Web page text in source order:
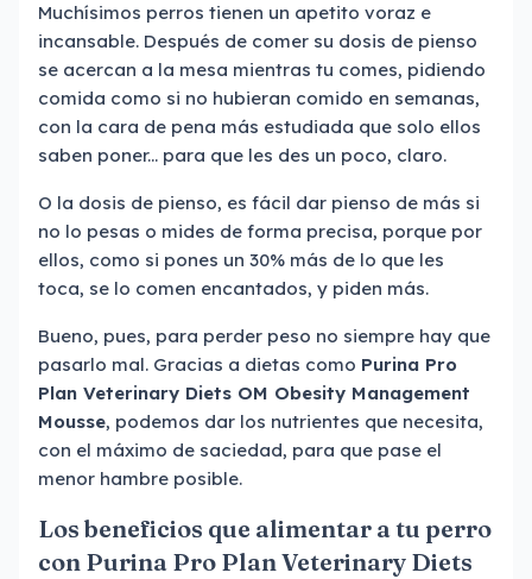
Muchísimos perros tienen un apetito voraz e
incansable. Después de comer su dosis de pienso
se acercan a la mesa mientras tu comes, pidiendo
comida como si no hubieran comido en semanas,
con la cara de pena más estudiada que solo ellos
saben poner... para que les des un poco, claro.
O la dosis de pienso, es fácil dar pienso de más si
no lo pesas o mides de forma precisa, porque por
ellos, como si pones un 30% más de lo que les
toca, se lo comen encantados, y piden más.
Bueno, pues, para perder peso no siempre hay que
pasarlo mal. Gracias a dietas como Purina Pro
Plan Veterinary Diets OM Obesity Management
Mousse, podemos dar los nutrientes que necesita,
con el máximo de saciedad, para que pase el
menor hambre posible.
Los beneficios que alimentar a tu perro
con Purina Pro Plan Veterinary Diets